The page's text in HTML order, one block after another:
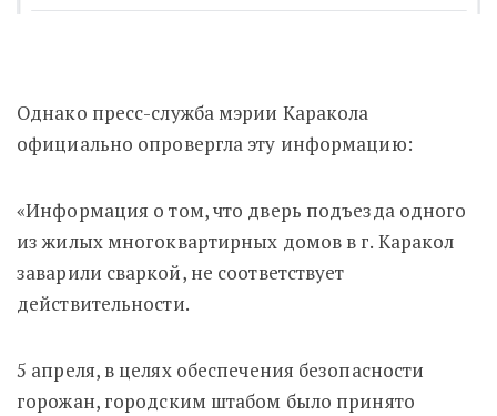
Однако пресс-служба мэрии Каракола
официально опровергла эту информацию:
«Информация о том, что дверь подъезда одного
из жилых многоквартирных домов в г. Каракол
заварили сваркой, не соответствует
действительности.
5 апреля, в целях обеспечения безопасности
горожан, городским штабом было принято